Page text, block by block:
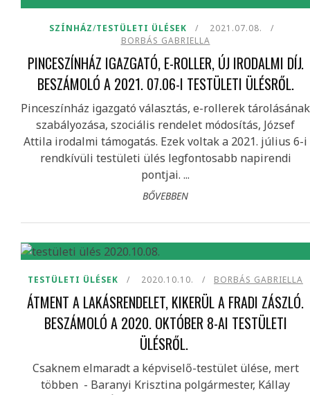
SZÍNHÁZ/TESTÜLETI ÜLÉSEK
2021.07.08.
BORBÁS GABRIELLA
PINCESZÍNHÁZ IGAZGATÓ, E-ROLLER, ÚJ IRODALMI DÍJ.
BESZÁMOLÓ A 2021. 07.06-I TESTÜLETI ÜLÉSRŐL.
Pinceszínház igazgató választás, e-rollerek tárolásának
szabályozása, szociális rendelet módosítás, József
Attila irodalmi támogatás. Ezek voltak a 2021. július 6-i
rendkívüli testületi ülés legfontosabb napirendi
pontjai. ...
BŐVEBBEN
TESTÜLETI ÜLÉSEK 2020.10.10. BORBÁS GABRIELLA
ÁTMENT A LAKÁSRENDELET, KIKERÜL A FRADI ZÁSZLÓ.
BESZÁMOLÓ A 2020. OKTÓBER 8-AI TESTÜLETI
ÜLÉSRŐL.
Csaknem elmaradt a képviselő-testület ülése, mert
többen - Baranyi Krisztina polgármester, Kállay